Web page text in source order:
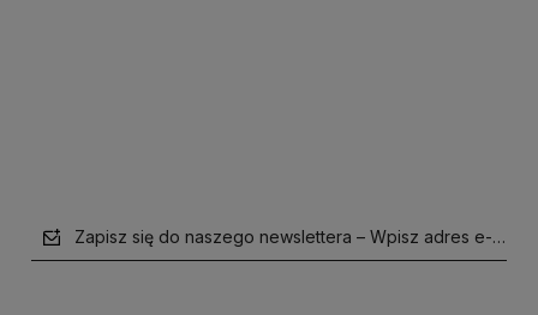
Zapisz się do naszego newslettera – Wpisz adres e-mail